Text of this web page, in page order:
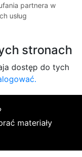
partnera w
usług
stronach
dostęp do tych
materiały